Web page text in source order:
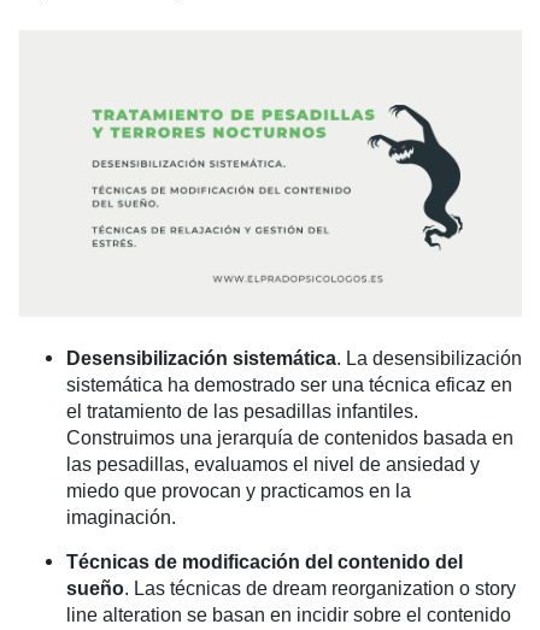
Desensibilización sistemática. La desensibilización
sistemática ha demostrado ser una técnica eficaz en
el tratamiento de las pesadillas infantiles.
Construimos una jerarquía de contenidos basada en
las pesadillas, evaluamos el nivel de ansiedad y
miedo que provocan y practicamos en la
imaginación.
Técnicas de modificación del contenido del
sueño. Las técnicas de dream reorganization o story
line alteration se basan en incidir sobre el contenido